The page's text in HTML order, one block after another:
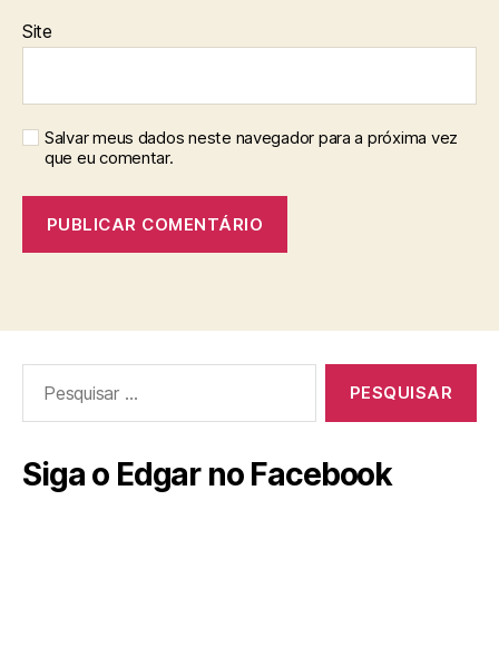
Site
Salvar meus dados neste navegador para a próxima vez
que eu comentar.
Siga o Edgar no Facebook